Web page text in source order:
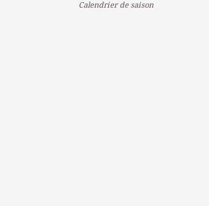
Calendrier de saison